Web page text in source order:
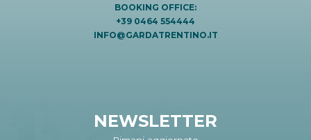
BOOKING OFFICE:
+39 0464 554444
INFO@GARDATRENTINO.IT
NEWSLETTER